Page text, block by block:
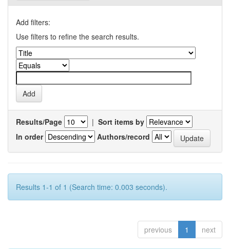
Add filters:
Use filters to refine the search results.
Results/Page | Sort items by
In order
Authors/record
Results 1-1 of 1 (Search time: 0.003 seconds).
previous 1 next